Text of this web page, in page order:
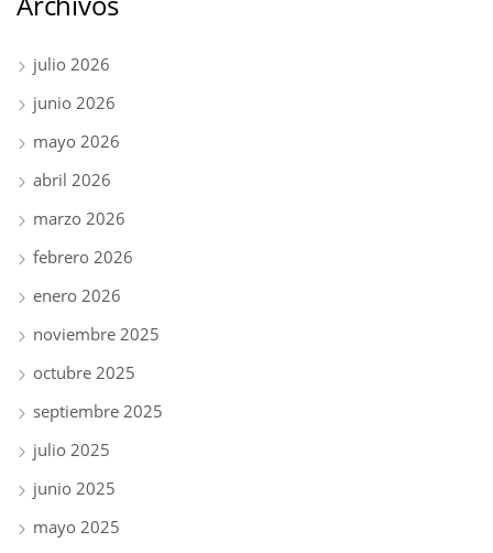
julio 2026
junio 2026
mayo 2026
abril 2026
marzo 2026
febrero 2026
enero 2026
noviembre 2025
octubre 2025
septiembre 2025
julio 2025
junio 2025
mayo 2025